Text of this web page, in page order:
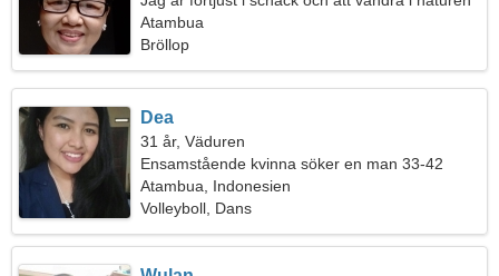
Atambua
Bröllop
Dea
31 år, Väduren
Ensamstående kvinna söker en man 33-42
Atambua, Indonesien
Volleyboll, Dans